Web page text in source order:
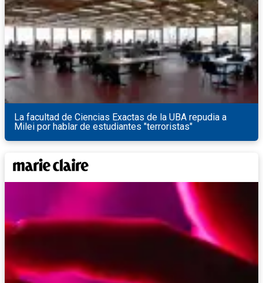
La facultad de Ciencias Exactas de la UBA repudia a
Milei por hablar de estudiantes "terroristas"